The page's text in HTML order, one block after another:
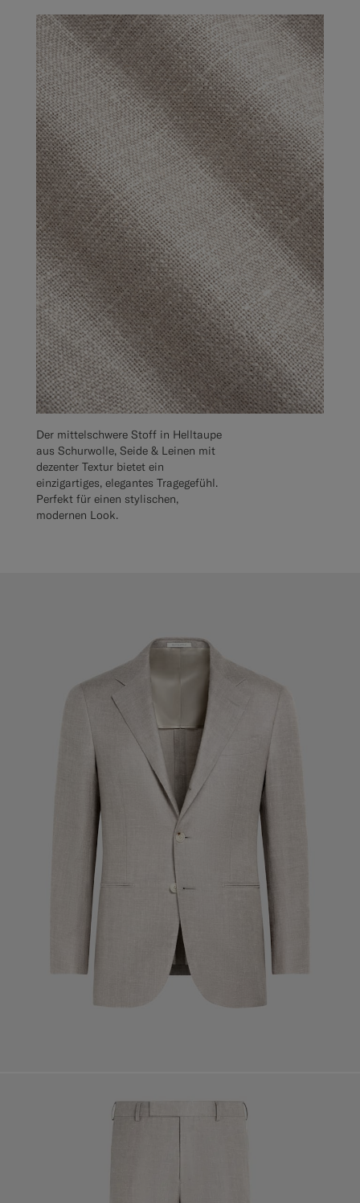
Der mittelschwere Stoff in Helltaupe
aus Schurwolle, Seide & Leinen mit
dezenter Textur bietet ein
einzigartiges, elegantes Tragegefühl.
Perfekt für einen stylischen,
modernen Look.